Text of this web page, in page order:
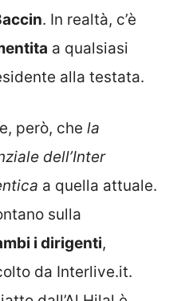
. In realtà, c’è
a qualsiasi
alla testata.
però, che la
dell’Inter
a quella attuale.
sulla
i dirigenti,
da Interlive.it.